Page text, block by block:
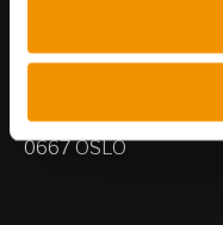
0667 OSLO
Nils Hansens vei 10
0667 OSLO